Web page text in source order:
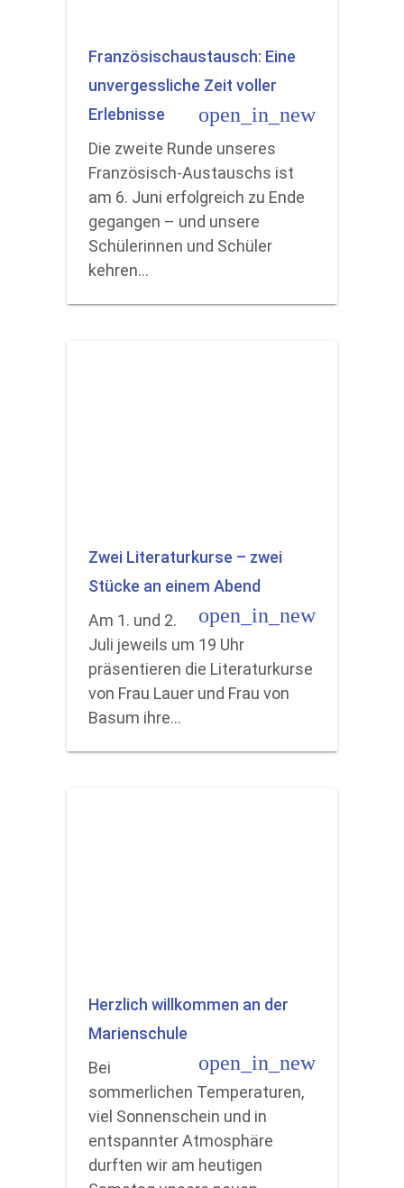
Französischaustausch: Eine
unvergessliche Zeit voller
Erlebnisse
open_in_new
Die zweite Runde unseres
Französisch-Austauschs ist
am 6. Juni erfolgreich zu Ende
gegangen – und unsere
Schülerinnen und Schüler
kehren…
Zwei Literaturkurse – zwei
Stücke an einem Abend
open_in_new
Am 1. und 2.
Juli jeweils um 19 Uhr
präsentieren die Literaturkurse
von Frau Lauer und Frau von
Basum ihre…
Herzlich willkommen an der
Marienschule
open_in_new
Bei
sommerlichen Temperaturen,
viel Sonnenschein und in
entspannter Atmosphäre
durften wir am heutigen